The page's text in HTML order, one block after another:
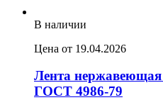
В наличии
Цена от 19.04.2026
Лента
ГОСТ 4986-79